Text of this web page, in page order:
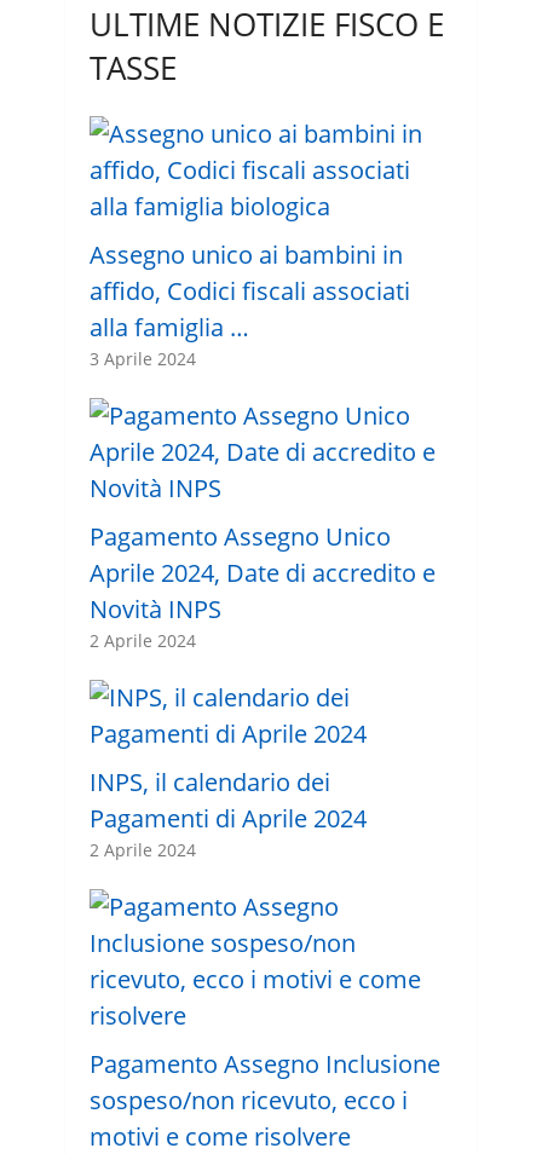
ULTIME NOTIZIE FISCO E
TASSE
Assegno unico ai bambini in
affido, Codici fiscali associati
alla famiglia …
3 Aprile 2024
Pagamento Assegno Unico
Aprile 2024, Date di accredito e
Novità INPS
2 Aprile 2024
INPS, il calendario dei
Pagamenti di Aprile 2024
2 Aprile 2024
Pagamento Assegno Inclusione
sospeso/non ricevuto, ecco i
motivi e come risolvere